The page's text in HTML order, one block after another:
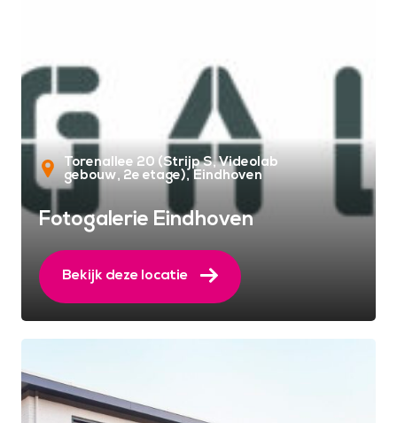
Torenallee 20 (Strijp S, Videolab
gebouw, 2e etage) Eindhoven
Fotogalerie Eindhoven
Bekijk deze locatie